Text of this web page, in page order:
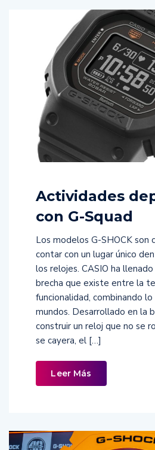
Actividades
con G-Squad
Los modelos G-SHOCK son
contar con un lugar único
los relojes. CASIO ha
brecha que existe entre la
funcionalidad, combinando
mundos. Desarrollado en la
construir un reloj que no se
se cayera, el […]
Leer Más